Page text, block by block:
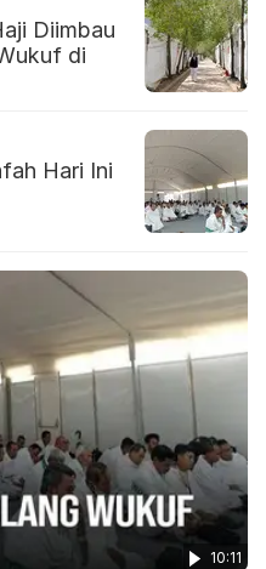
Diimbau
di
Hari Ini
10:11